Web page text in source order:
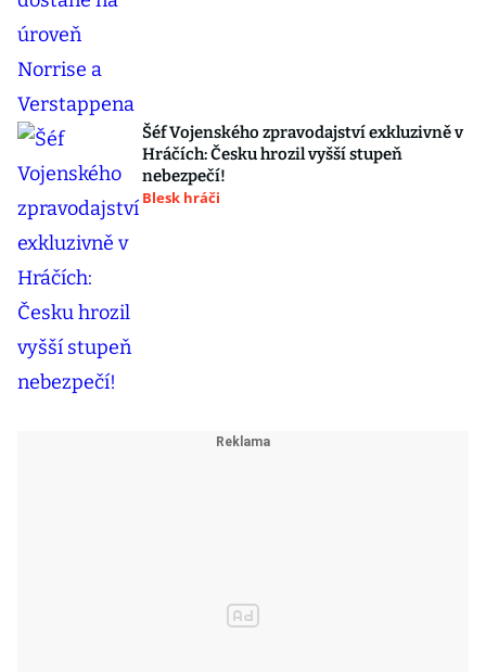
Šéf Vojenského zpravodajství exkluzivně v
Hráčích: Česku hrozil vyšší stupeň
nebezpečí!
Blesk hráči